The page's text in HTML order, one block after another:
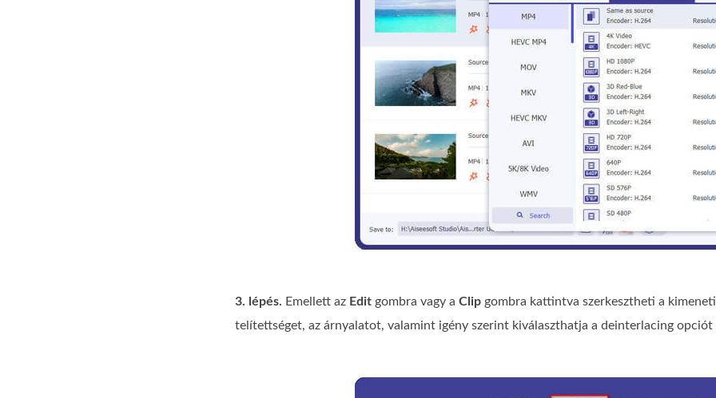
3. lépés. Emellett az Edit gombra vagy a Clip gombra kattintva szerkesztheti a
telítettséget, az árnyalatot, valamint igény szerint kiválaszthatja a deinterlacing opciót